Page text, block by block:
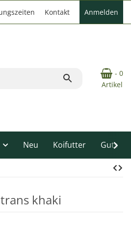
Kontakt Anmelden
- 0
Artikel
Neu Koifutter
khaki